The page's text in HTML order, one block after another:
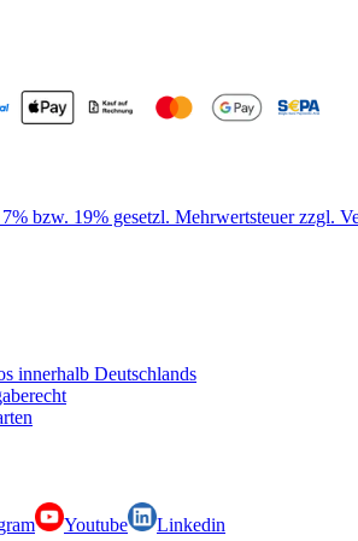
bzw. 19% gesetzl. Mehrwertsteuer zzgl.
innerhalb Deutschlands
Youtube
Linkedin